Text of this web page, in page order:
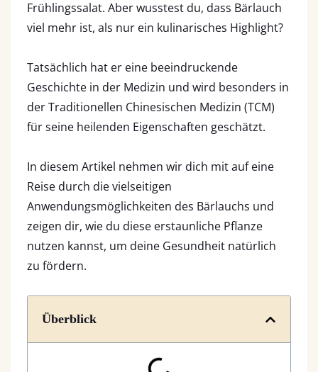
Frühlingssalat. Aber wusstest du, dass Bärlauch
viel mehr ist, als nur ein kulinarisches Highlight?
Tatsächlich hat er eine beeindruckende
Geschichte in der Medizin und wird besonders in
der Traditionellen Chinesischen Medizin (TCM)
für seine heilenden Eigenschaften geschätzt.
In diesem Artikel nehmen wir dich mit auf eine
Reise durch die vielseitigen
Anwendungsmöglichkeiten des Bärlauchs und
zeigen dir, wie du diese erstaunliche Pflanze
nutzen kannst, um deine Gesundheit natürlich
zu fördern.
Überblick